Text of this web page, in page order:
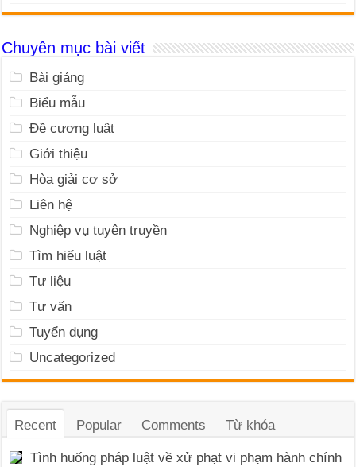
Chuyên mục bài viết
Bài giảng
Biểu mẫu
Đề cương luật
Giới thiệu
Hòa giải cơ sở
Liên hệ
Nghiệp vụ tuyên truyền
Tìm hiểu luật
Tư liệu
Tư vấn
Tuyển dụng
Uncategorized
Recent Popular Comments Từ khóa
Tình huống pháp luật về xử phạt vi phạm hành chính